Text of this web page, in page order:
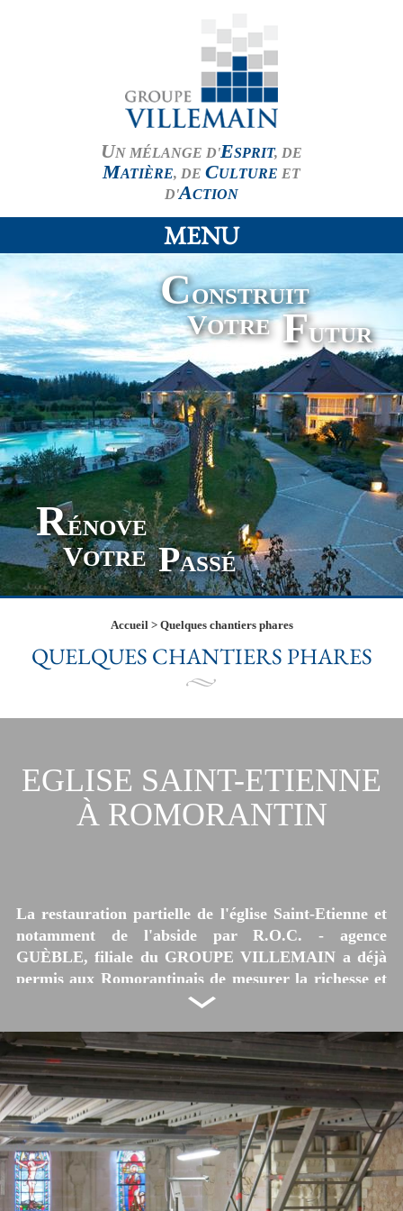
UN MÉLANGE D'ESPRIT, DE
MATIÈRE, DE CULTURE ET
D'ACTION
MENU
CONSTRUIT
VOTRE FUTUR
RÉNOVE
VOTRE PASSÉ
Accueil > Quelques chantiers phares
QUELQUES CHANTIERS PHARES
EGLISE SAINT-ETIENNE
À ROMORANTIN
La restauration partielle de l'église Saint-Etienne et
notamment de l'abside par R.O.C. - agence
GUÈBLE, filiale du GROUPE VILLEMAIN a déjà
permis aux Romorantinais de mesurer la richesse et
l'importance de leur église. Cet édifice, le plus ancien
cité.
Selon des textes anciens, l'église aurait été fondée
vers la fin du VIe siècle par les moines de l'abbaye
de Saint-Eusice de Selles-sur-Cher. En 1178, un écrit
du Pape Alexandre III confirme les biens, usages et
possessions des chanoines et fonde la paroisse sous le
vocable de Saint-Etienne. Le sanctuaire et la tour de